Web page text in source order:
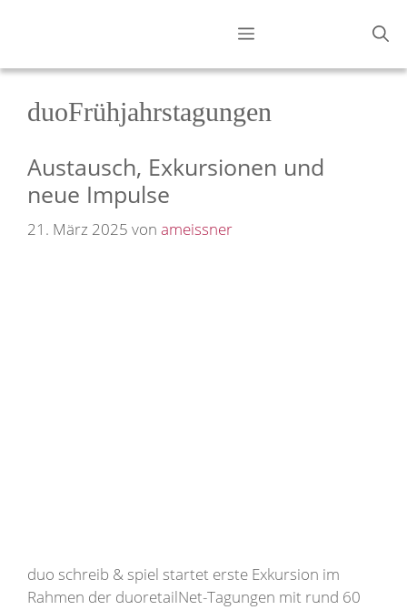
Menü
duoFrühjahrstagungen
Austausch, Exkursionen und
neue Impulse
21. März 2025 von ameissner
duo schreib & spiel startet erste Exkursion im
Rahmen der duoretailNet-Tagungen mit rund 60